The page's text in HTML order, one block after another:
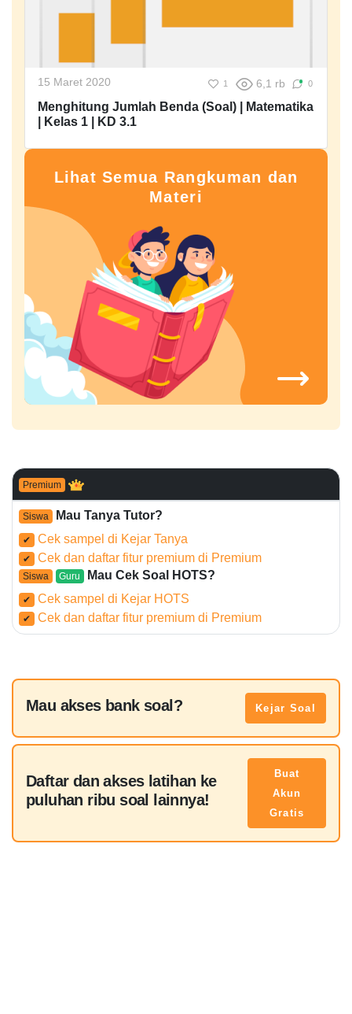
15 Maret 2020 1 6,1 rb 0
Menghitung Jumlah Benda (Soal) | Matematika
| Kelas 1 | KD 3.1
Lihat Semua Rangkuman dan
Materi
Premium
Siswa Mau Tanya Tutor?
✔ Cek sampel di Kejar Tanya
✔ Cek dan daftar fitur premium di Premium
Siswa Guru Mau Cek Soal HOTS?
✔ Cek sampel di Kejar HOTS
✔ Cek dan daftar fitur premium di Premium
Mau akses bank soal? Kejar Soal
Daftar dan akses latihan ke
puluhan ribu soal lainnya!
Buat
Akun
Gratis